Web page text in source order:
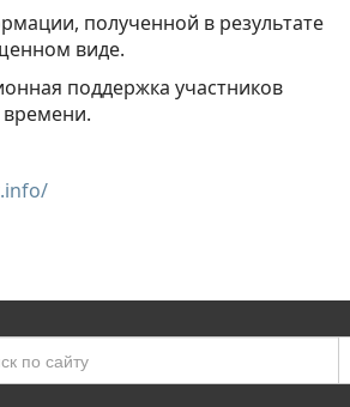
полученной в результате
виде.
поддержка участников